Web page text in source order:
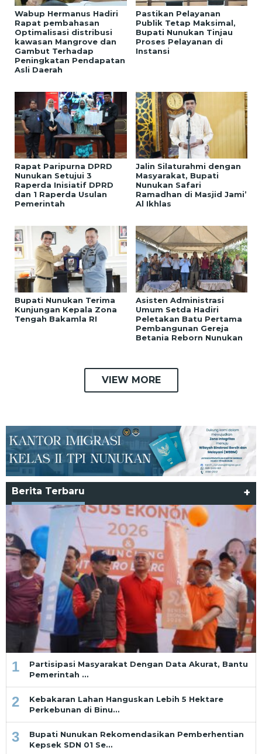
Wabup Hermanus Hadiri
Rapat pembahasan
Optimalisasi distribusi
kawasan Mangrove dan
Gambut Terhadap
Peningkatan Pendapatan
Asli Daerah
Pastikan Pelayanan
Publik Tetap Maksimal,
Bupati Nunukan Tinjau
Proses Pelayanan di
Instansi
Rapat Paripurna DPRD
Nunukan Setujui 3
Raperda Inisiatif DPRD
dan 1 Raperda Usulan
Pemerintah
Jalin Silaturahmi dengan
Masyarakat, Bupati
Nunukan Safari
Ramadhan di Masjid Jami’
Al Ikhlas
Bupati Nunukan Terima
Kunjungan Kepala Zona
Tengah Bakamla RI
Asisten Administrasi
Umum Setda Hadiri
Peletakan Batu Pertama
Pembangunan Gereja
Betania Reborn Nunukan
VIEW MORE
Berita Terbaru +
1
Partisipasi Masyarakat Dengan Data Akurat, Bantu
Pemerintah …
2
Kebakaran Lahan Hanguskan Lebih 5 Hektare
Perkebunan di Binu…
3
Bupati Nunukan Rekomendasikan Pemberhentian
Kepsek SDN 01 Se…